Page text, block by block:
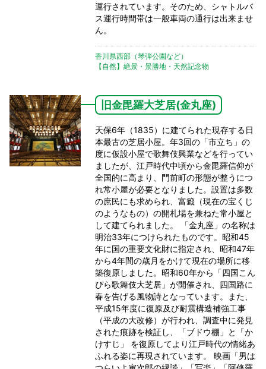
運行されています。そのため、シャトルバ
ス運行時間帯は一般車両の通行は出来ませ
ん。
香川県西部（琴弾公園など）
【自然】絶景・景勝地・天然記念物
旧金毘羅大芝居(金丸座)
天保6年（1835）に建てられた現存する日
本最古の芝居小屋。年3回の「市立ち」の
度に仮設小屋で歌舞伎興業などを行ってい
ましたが、江戸時代中頃から金毘羅信仰が
全国的に高まり、門前町の形態が整うにつ
れ常小屋が必要となりました。設置は多数
の庶民にも求められ、富籤（現在の宝くじ
のようなもの）の開札場を兼ねた常小屋と
して建てられました。 「金丸座」の名称は
明治33年につけられたものです。昭和45
年に国の重要文化財に指定され、昭和47年
から4年間の歳月をかけて現在の場所に移
築復原しました。昭和60年から「四国こん
ぴら歌舞伎大芝居」が開催され、四国路に
春を告げる風物詩となっています。また、
平成15年度に復原及び耐震構造補強工事
（平成の大改修）が行われ、調査中に発見
された痕跡を検証し、「ブドウ棚」と「か
けすじ」 を復原してより江戸時代の情緒あ
ふれる姿に再現されています。 映画「男は